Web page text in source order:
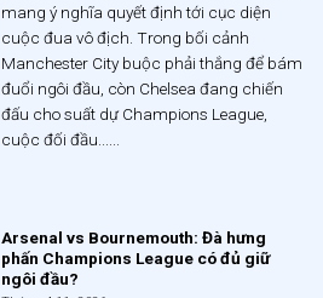
mang ý nghĩa quyết định tới cục diện
cuộc đua vô địch. Trong bối cảnh
Manchester City buộc phải thắng để bám
đuổi ngôi đầu, còn Chelsea đang chiến
đấu cho suất dự Champions League,
cuộc đối đầu......
Arsenal vs Bournemouth: Đà hưng
phấn Champions League có đủ giữ
ngôi đầu?